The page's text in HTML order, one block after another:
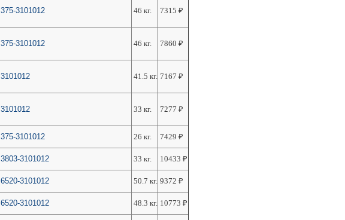
375-3101012 46 кг. 7315 ₽
375-3101012 46 кг. 7860 ₽
3101012 41.5 кг. 7167 ₽
3101012 33 кг. 7277 ₽
375-3101012 26 кг. 7429 ₽
3803-3101012 33 кг. 10433 ₽
6520-3101012 50.7 кг. 9372 ₽
6520-3101012 48.3 кг. 10773 ₽